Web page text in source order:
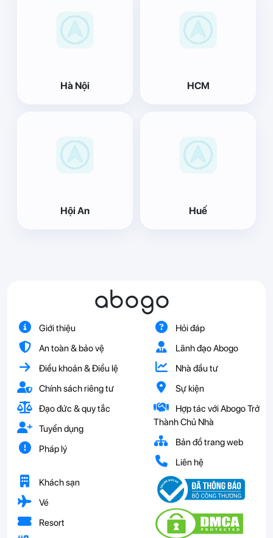
Hà Nội HCM
Hội An Huế
abogo
Giới thiệu
An toàn & bảo vệ
Điều khoản & Điều lệ
Chính sách riêng tư
Đạo đức & quy tắc
Tuyển dụng
Pháp lý
Hỏi đáp
Lãnh đạo Abogo
Nhà đầu tư
Sự kiện
Hợp tác với Abogo Trở
Thành Chủ Nhà
Bản đồ trang web
Liên hệ
Khách sạn
Vé
Resort